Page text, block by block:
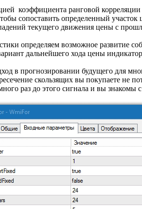
коэффициента ранговой
сопоставить определенный
текущего движения цены с
определяем возможное развитие
дальнейшего хода цены
в прогнозировании будущего для
скользящих вы покупаете не
раз до этого сигнала и вы